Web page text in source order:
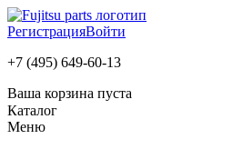
РегистрацияВойти
+7 (495) 649-60-13
Ваша корзина пуста
Каталог
Меню